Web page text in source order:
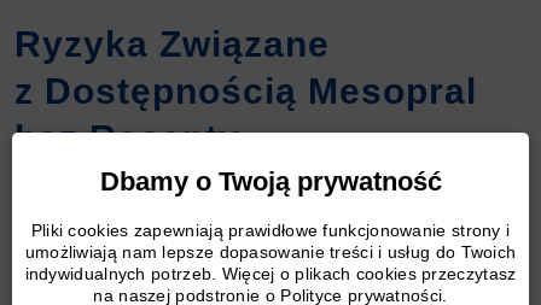
Dbamy o Twoją prywatność
Pliki cookies zapewniają prawidłowe funkcjonowanie strony i
umożliwiają nam lepsze dopasowanie treści i usług do Twoich
indywidualnych potrzeb. Więcej o plikach cookies przeczytasz
na naszej podstronie o Polityce prywatności.
Ryzyka Związane
z Dostępnością Mesopral
bez Recepty
Kwestia dostępności Mesopral bez receptywiąże
się z szeregiem ryzyk, które są przedmiotem
zainteresowania zarówno pacjentów, jak